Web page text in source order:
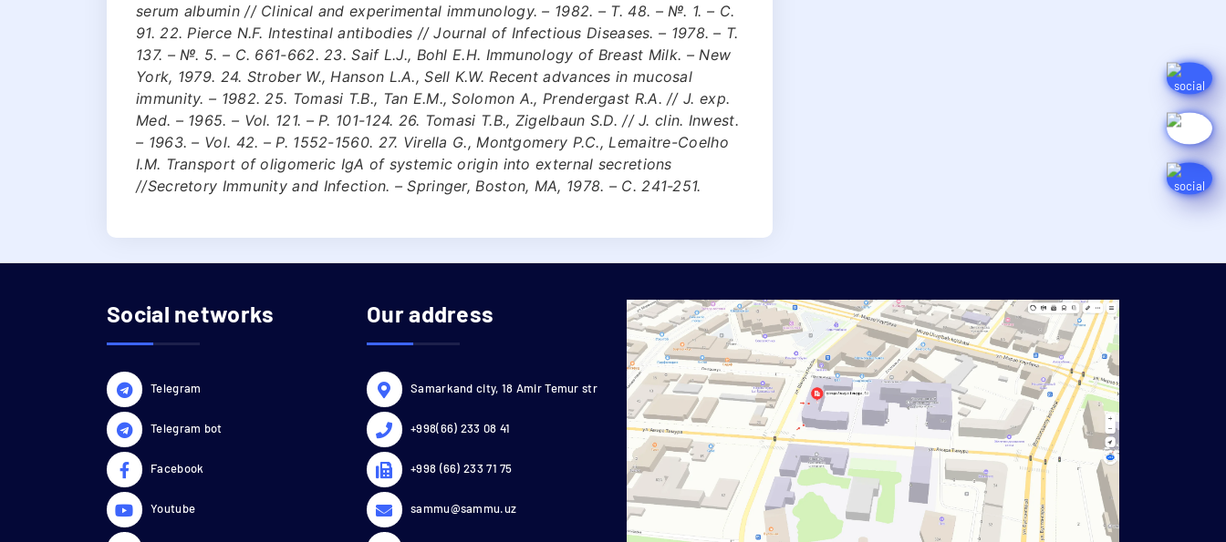
serum albumin // Clinical and experimental immunology. – 1982. – Т. 48. – №. 1. – С.
91. 22. Pierce N.F. Intestinal antibodies // Journal of Infectious Diseases. – 1978. – Т.
137. – №. 5. – С. 661-662. 23. Saif L.J., Bohl E.H. Immunology of Breast Milk. – New
York, 1979. 24. Strober W., Hanson L.A., Sell K.W. Recent advances in mucosal
immunity. – 1982. 25. Tomasi T.B., Tan E.M., Solomon A., Prendergast R.A. // J. exp.
Med. – 1965. – Vol. 121. – P. 101-124. 26. Tomasi T.B., Zigelbaun S.D. // J. clin. Inwest.
– 1963. – Vol. 42. – P. 1552-1560. 27. Virella G., Montgomery P.C., Lemaitre-Coelho
I.M. Transport of oligomeric IgA of systemic origin into external secretions
//Secretory Immunity and Infection. – Springer, Boston, MA, 1978. – С. 241-251.
Social networks
Telegram
Telegram bot
Facebook
Youtube
Our address
Samarkand city, 18 Amir Temur str
+998(66) 233 08 41
+998 (66) 233 71 75
sammu@sammu.uz